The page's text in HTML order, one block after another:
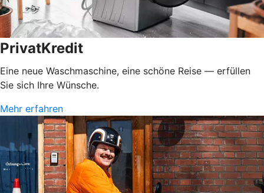
PrivatKredit
Eine neue Waschmaschine, eine schöne Reise — erfüllen
Sie sich Ihre Wünsche.
Mehr erfahren